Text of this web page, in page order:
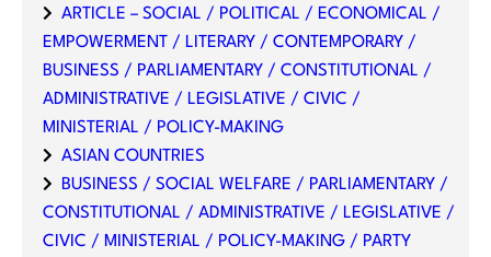
ARTICLE – SOCIAL / POLITICAL / ECONOMICAL /
EMPOWERMENT / LITERARY / CONTEMPORARY /
BUSINESS / PARLIAMENTARY / CONSTITUTIONAL /
ADMINISTRATIVE / LEGISLATIVE / CIVIC /
MINISTERIAL / POLICY-MAKING
ASIAN COUNTRIES
BUSINESS / SOCIAL WELFARE / PARLIAMENTARY /
CONSTITUTIONAL / ADMINISTRATIVE / LEGISLATIVE /
CIVIC / MINISTERIAL / POLICY-MAKING / PARTY